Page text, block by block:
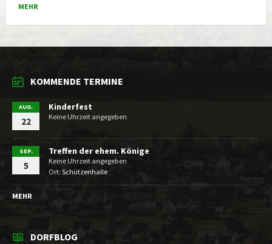
MEHR
KOMMENDE TERMINE
AUG.
22
Kinderfest
Keine Uhrzeit angegeben
SEP.
5
Treffen der ehem. Könige
Keine Uhrzeit angegeben
Ort: Schützenhalle
MEHR
DORFBLOG